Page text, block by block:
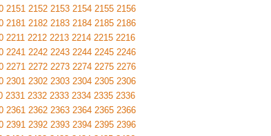
2151 2152 2153 2154 2155 2156
2181 2182 2183 2184 2185 2186
2211 2212 2213 2214 2215 2216
2241 2242 2243 2244 2245 2246
2271 2272 2273 2274 2275 2276
2301 2302 2303 2304 2305 2306
2331 2332 2333 2334 2335 2336
2361 2362 2363 2364 2365 2366
2391 2392 2393 2394 2395 2396